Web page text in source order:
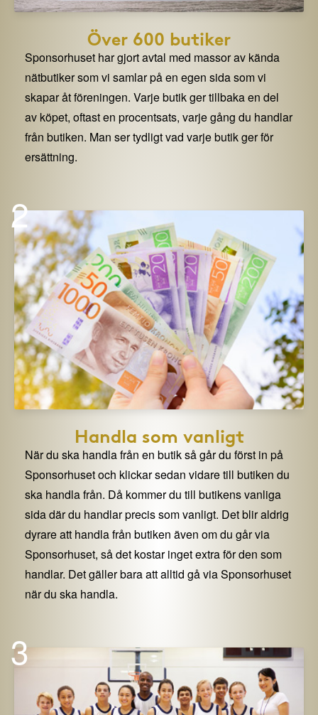
Över 600 butiker
Sponsorhuset har gjort avtal med massor av kända
nätbutiker som vi samlar på en egen sida som vi
skapar åt föreningen. Varje butik ger tillbaka en del
av köpet, oftast en procentsats, varje gång du handlar
från butiken. Man ser tydligt vad varje butik ger för
ersättning.
2
Handla som vanligt
När du ska handla från en butik så går du först in på
Sponsorhuset och klickar sedan vidare till butiken du
ska handla från. Då kommer du till butikens vanliga
sida där du handlar precis som vanligt. Det blir aldrig
dyrare att handla från butiken även om du går via
Sponsorhuset, så det kostar inget extra för den som
handlar. Det gäller bara att alltid gå via Sponsorhuset
när du ska handla.
3